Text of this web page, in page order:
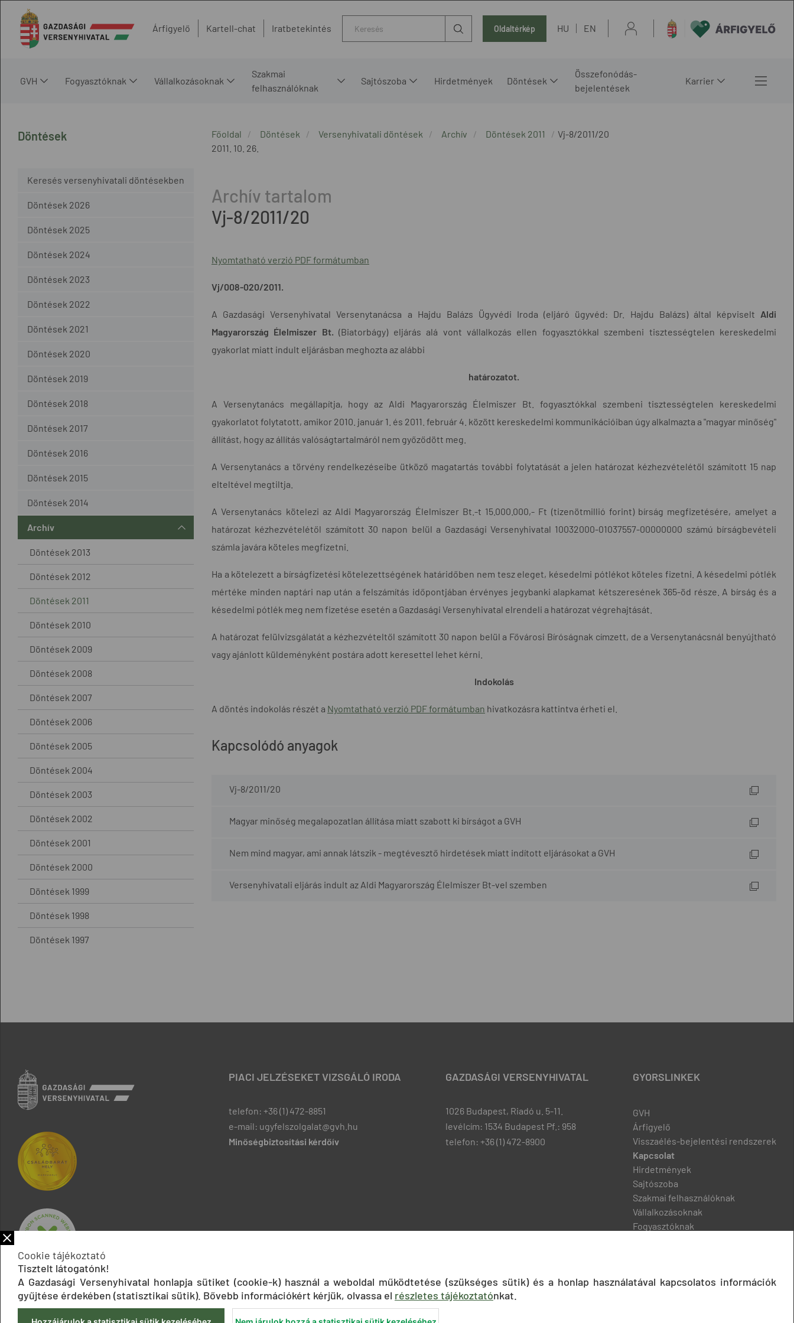
Árfigyelő Kartell-chat Iratbetekintés Oldaltérkép HU EN
GVH Fogyasztóknak Vállalkozásoknak
Szakmai
felhasználóknak
Sajtószoba Hirdetmények Döntések
Összefonódás-
bejelentések
Karrier
Döntések
Keresés versenyhivatali döntésekben
Döntések 2026
Döntések 2025
Döntések 2024
Döntések 2023
Döntések 2022
Döntések 2021
Döntések 2020
Döntések 2019
Döntések 2018
Döntések 2017
Döntések 2016
Döntések 2015
Döntések 2014
Archív
Döntések 2013
Döntések 2012
Döntések 2011
Döntések 2010
Döntések 2009
Döntések 2008
Döntések 2007
Döntések 2006
Döntések 2005
Döntések 2004
Döntések 2003
Döntések 2002
Döntések 2001
Döntések 2000
Döntések 1999
Döntések 1998
Döntések 1997
Főoldal Döntések Versenyhivatali döntések Archív Döntések 2011
Vj-8/2011/20
2011. 10. 26.
Vj-8/2011/20
Nyomtatható verzió PDF formátumban
Vj/008-020/2011.
A Gazdasági Versenyhivatal Versenytanácsa a Hajdu Balázs Ügyvédi Iroda (eljáró ügyvéd: Dr. Hajdu Balázs) által képviselt Aldi
Magyarország Élelmiszer Bt. (Biatorbágy) eljárás alá vont vállalkozás ellen fogyasztókkal szembeni tisztességtelen kereskedelmi
gyakorlat miatt indult eljárásban meghozta az alábbi
határozatot.
A Versenytanács megállapítja, hogy az Aldi Magyarország Élelmiszer Bt. fogyasztókkal szembeni tisztességtelen kereskedelmi
gyakorlatot folytatott, amikor 2010. január 1. és 2011. február 4. között kereskedelmi kommunikációiban úgy alkalmazta a "magyar minőség"
állítást, hogy az állítás valóságtartalmáról nem győződött meg.
A Versenytanács a törvény rendelkezéseibe ütköző magatartás további folytatását a jelen határozat kézhezvételétől számított 15 nap
elteltével megtiltja.
A Versenytanács kötelezi az Aldi Magyarország Élelmiszer Bt.-t 15.000.000,- Ft (tizenötmillió forint) bírság megfizetésére, amelyet a
határozat kézhezvételétől számított 30 napon belül a Gazdasági Versenyhivatal 10032000-01037557-00000000 számú bírságbevételi
számla javára köteles megfizetni.
Ha a kötelezett a bírságfizetési kötelezettségének határidőben nem tesz eleget, késedelmi pótlékot köteles fizetni. A késedelmi pótlék
mértéke minden naptári nap után a felszámítás időpontjában érvényes jegybanki alapkamat kétszeresének 365-öd része. A bírság és a
késedelmi pótlék meg nem fizetése esetén a Gazdasági Versenyhivatal elrendeli a határozat végrehajtását.
A határozat felülvizsgálatát a kézhezvételtől számított 30 napon belül a Fővárosi Bíróságnak címzett, de a Versenytanácsnál benyújtható
vagy ajánlott küldeményként postára adott keresettel lehet kérni.
Indokolás
A döntés indokolás részét a Nyomtatható verzió PDF formátumban hivatkozásra kattintva érheti el.
Kapcsolódó anyagok
Vj-8/2011/20
Magyar minőség megalapozatlan állítása miatt szabott ki bírságot a GVH
Nem mind magyar, ami annak látszik - megtévesztő hirdetések miatt indított eljárásokat a GVH
Versenyhivatali eljárás indult az Aldi Magyarország Élelmiszer Bt-vel szemben
PIACI JELZÉSEKET VIZSGÁLÓ IRODA
telefon: +36 (1) 472-8851
e-mail: ugyfelszolgalat@gvh.hu
Minőségbiztosítási kérdőív
GAZDASÁGI VERSENYHIVATAL
1026 Budapest, Riadó u. 5-11.
levélcím: 1534 Budapest Pf.: 958
telefon: +36 (1) 472-8900
GYORSLINKEK
GVH
Árfigyelő
Visszaélés-bejelentési rendszerek
Kapcsolat
Hirdetmények
Sajtószoba
Szakmai felhasználóknak
Vállalkozásoknak
Fogyasztóknak
Cookie tájékoztató
Tisztelt látogatónk!
A Gazdasági Versenyhivatal honlapja sütiket (cookie-k) használ a weboldal működtetése (szükséges sütik) és a honlap használatával kapcsolatos információk
gyűjtése érdekében (statisztikai sütik). Bővebb információkért kérjük, olvassa el részletes tájékoztatónkat.